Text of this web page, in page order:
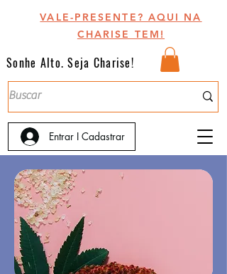
VALE-PRESENTE? AQUI NA
CHARISE TEM!
Sonhe Alto. Seja Charise!
Entrar I Cadastrar